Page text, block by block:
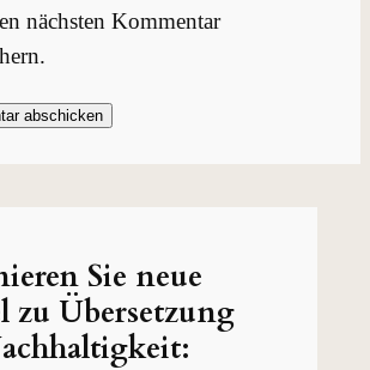
nächsten Kommentar
Sie neue
zu Übersetzung